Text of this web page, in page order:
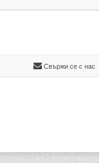
Свържи се с нас